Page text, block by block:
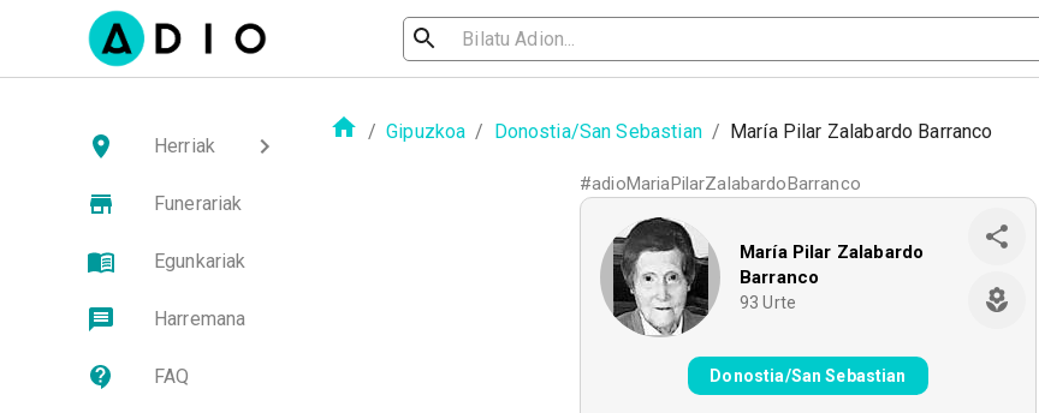
Herriak
Funerariak
Egunkariak
Harremana
FAQ
/ Gipuzkoa / Donostia/San Sebastian / María Pilar Zalabardo Barranco
#adioMariaPilarZalabardoBarranco
María Pilar Zalabardo
Barranco
93 Urte
Donostia/San Sebastian